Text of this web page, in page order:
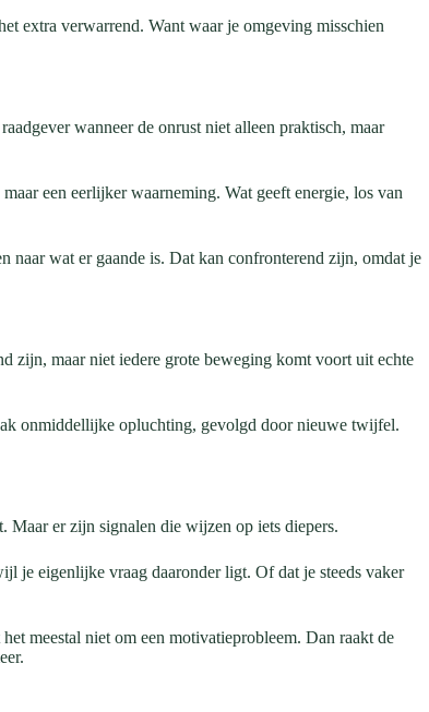
extra verwarrend. Want waar je omgeving misschien
wanneer de onrust niet alleen praktisch, maar
een eerlijker waarneming. Wat geeft energie, los van
naar wat er gaande is. Dat kan confronterend zijn, omdat je
zijn, maar niet iedere grote beweging komt voort uit echte
onmiddellijke opluchting, gevolgd door nieuwe twijfel.
Maar er zijn signalen die wijzen op iets diepers.
je eigenlijke vraag daaronder ligt. Of dat je steeds vaker
meestal niet om een motivatieprobleem. Dan raakt de